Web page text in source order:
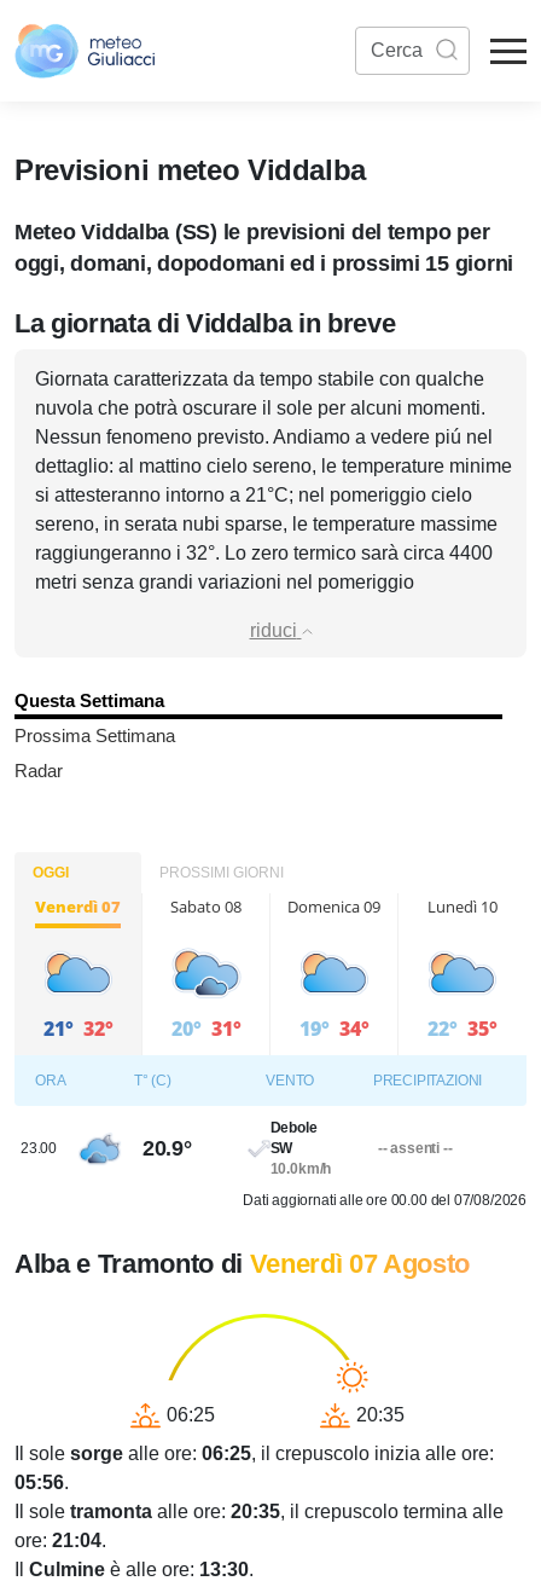
Previsioni meteo Viddalba
Meteo Viddalba (SS) le previsioni del tempo per
oggi, domani, dopodomani ed i prossimi 15 giorni
La giornata di Viddalba in breve
Giornata caratterizzata da tempo stabile con qualche
nuvola che potrà oscurare il sole per alcuni momenti.
Nessun fenomeno previsto. Andiamo a vedere piú nel
dettaglio: al mattino cielo sereno, le temperature minime
si attesteranno intorno a 21°C; nel pomeriggio cielo
sereno, in serata nubi sparse, le temperature massime
raggiungeranno i 32°. Lo zero termico sarà circa 4400
metri senza grandi variazioni nel pomeriggio
riduci
Questa Settimana
Prossima Settimana
Radar
OGGI PROSSIMI GIORNI
Venerdì 07
21° 32°
Sabato 08
20° 31°
Domenica 09
19° 34°
Lunedì 10
22° 35°
ORA T° (C) VENTO PRECIPITAZIONI
23.00 20.9°
Debole
SW
10.0km/h
-- assenti --
Dati aggiornati alle ore 00.00 del 07/08/2026
Alba e Tramonto di Venerdì 07 Agosto
06:25
20:35
Il sole sorge alle ore: 06:25, il crepuscolo inizia alle ore:
05:56.
Il sole tramonta alle ore: 20:35, il crepuscolo termina alle
ore: 21:04.
Culmine è alle ore: 13:30.